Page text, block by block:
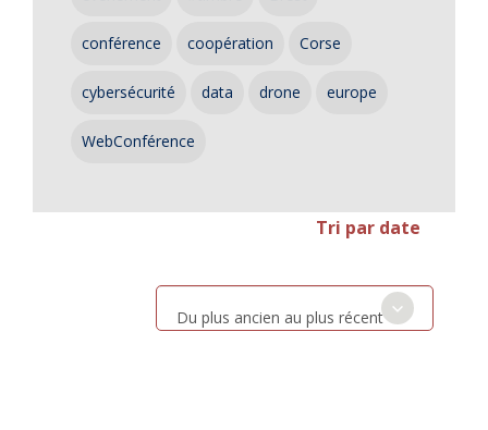
conférence coopération Corse
cybersécurité data drone europe
WebConférence
Tri par date
Du plus ancien au plus récent